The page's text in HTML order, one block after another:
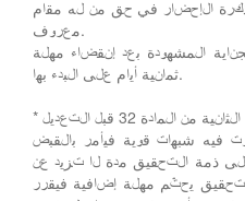
مذكرة الإحضار في حق من له مقام
معروف.
المشهودة بعد إنقضاء مهلة
ثمانية أيام على البدء بها.
فيه شبهات قوية فيأمر بالقبض
ذمة التحقيق مدة لا تزيد عن
يحتّم مهلة إضافية فيقرر